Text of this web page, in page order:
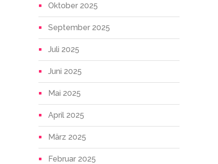
Oktober 2025
September 2025
Juli 2025
Juni 2025
Mai 2025
April 2025
März 2025
Februar 2025